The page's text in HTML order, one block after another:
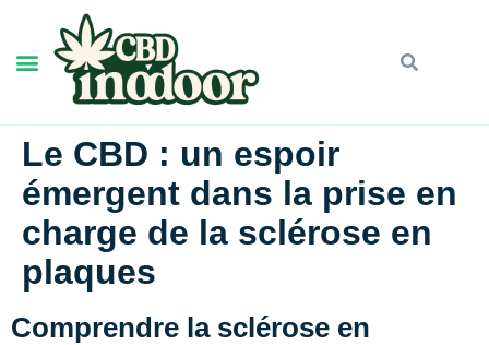
Le CBD : un espoir
émergent dans la prise en
charge de la sclérose en
plaques
Comprendre la sclérose en